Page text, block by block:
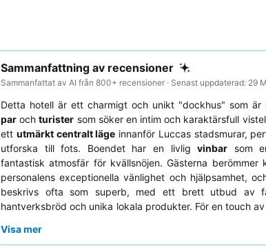
Sammanfattning av recensioner
Sammanfattat av AI från 800+ recensioner · Senast uppdaterad: 29
Detta hotell är ett charmigt och unikt "dockhus" som är
par ochturister som söker en intim och karaktärsfull
ett utmärkt centralt läge innanför Luccas stadsmurar,
utforska till fots. Boendet har en livligvinbar som
fantastisk atmosfär för kvällsnöjen. Gästerna berömmer
personalens exceptionella vänlighet och hjälpsamhet,
beskrivs ofta som superb, med ett brett utbud av
hantverksbröd och unika lokala produkter. För en touch
Visa mer